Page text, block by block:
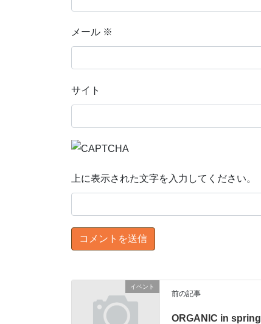
メール ※
サイト
上に表示された文字を入力してください。
イベント
前の記事
ORGANIC in spring